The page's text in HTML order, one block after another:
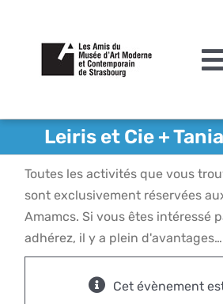
contenu
L’association
Agenda
Actualités
Acquisitions et mécénat
Leiris et Cie +
Toutes les activités que vous
sont exclusivement réservées
Amamcs. Si vous êtes intéressé
adhérez, il y a plein d'avantages…
Cet évènement